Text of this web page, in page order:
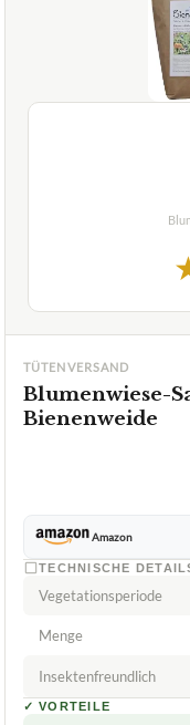
TÜTENVERSAND
Blumenwiese-
Bienenweide
Amazon
TECHNISCHE
Vegetationsperiode
Menge
Insektenfreundlich
✓ VORTEILE